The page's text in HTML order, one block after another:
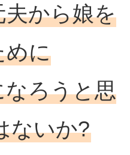
夫から娘を
めに
ろうと思
ないか?